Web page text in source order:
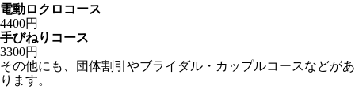
電動ロクロコース
4400円
手びねりコース
3300円
その他にも、団体割引やブライダル・カップルコースなどがあ
ります。